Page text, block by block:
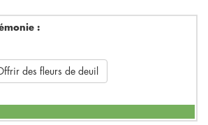
:
des fleurs de deuil